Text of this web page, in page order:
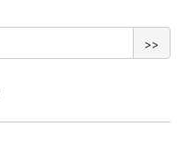
>>